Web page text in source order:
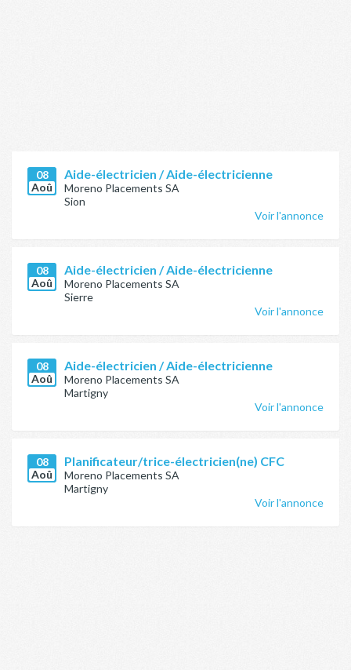
08
Aoû
Aide-électricien / Aide-électricienne
Moreno Placements SA
Sion
Voir l'annonce
08
Aoû
Aide-électricien / Aide-électricienne
Moreno Placements SA
Sierre
Voir l'annonce
08
Aoû
Aide-électricien / Aide-électricienne
Moreno Placements SA
Martigny
Voir l'annonce
08
Aoû
Planificateur/trice-électricien(ne) CFC
Moreno Placements SA
Martigny
Voir l'annonce